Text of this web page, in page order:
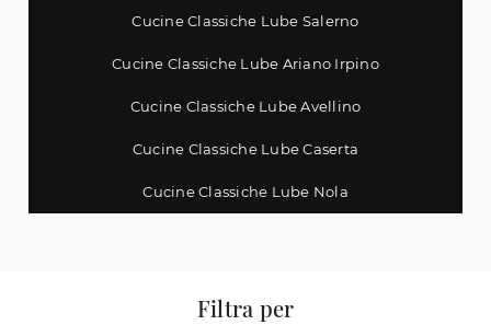
Cucine Classiche Lube Salerno
Cucine Classiche Lube Ariano Irpino
Cucine Classiche Lube Avellino
Cucine Classiche Lube Caserta
Cucine Classiche Lube Nola
Filtra per